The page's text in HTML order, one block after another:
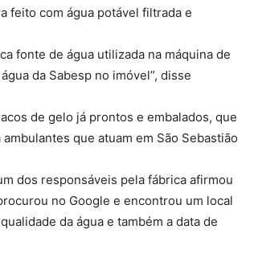
feito com água potável filtrada e
fonte de água utilizada na máquina de
da Sabesp no imóvel”, disse
de gelo já prontos e embalados, que
que atuam em São Sebastião
dos responsáveis pela fábrica afirmou
no Google e encontrou um local
da água e também a data de